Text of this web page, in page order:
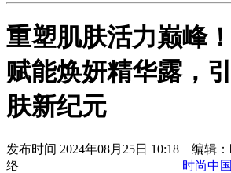
重塑肌肤活力巅峰
赋能焕妍精华露，
肤新纪元
发布时间 2024年08月25日 10:18 编辑
络
时尚中